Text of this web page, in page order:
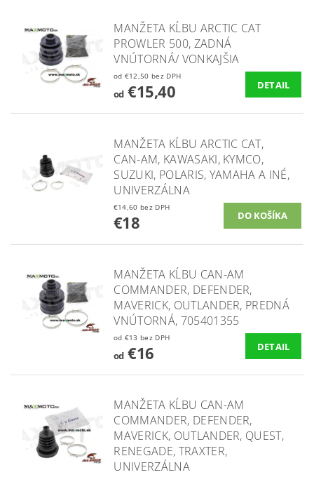
MANŽETA KĹBU ARCTIC CAT
PROWLER 500, ZADNÁ
VNÚTORNÁ/ VONKAJŠIA
od €12,50 bez DPH
od€15,40 DETAIL
MANŽETA KĹBU ARCTIC CAT,
CAN-AM, KAWASAKI, KYMCO,
SUZUKI, POLARIS, YAMAHA A INÉ,
UNIVERZÁLNA
€14,60 bez DPH
€18
MANŽETA KĹBU CAN-AM
COMMANDER, DEFENDER,
MAVERICK, OUTLANDER, PREDNÁ
VNÚTORNÁ, 705401355
od €13 bez DPH
od€16 DETAIL
MANŽETA KĹBU CAN-AM
COMMANDER, DEFENDER,
MAVERICK, OUTLANDER, QUEST,
RENEGADE, TRAXTER,
UNIVERZÁLNA